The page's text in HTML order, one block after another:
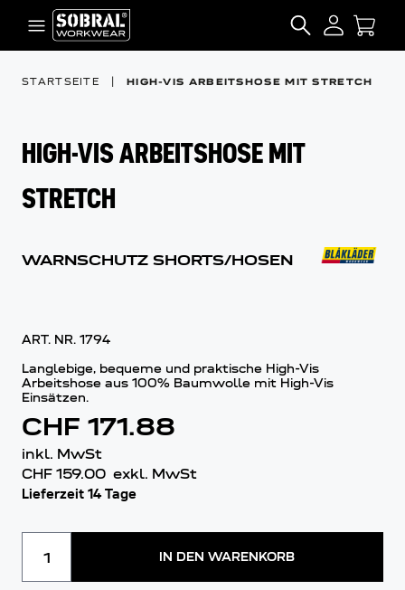
Zum Inhalt springen
SEARCH
STARTSEITE HIGH-VIS ARBEITSHOSE MIT STRETCH
HIGH-VIS ARBEITSHOSE MIT
STRETCH
WARNSCHUTZ SHORTS/HOSEN
ART. NR. 1794
Langlebige, bequeme und praktische High-Vis
Arbeitshose aus 100% Baumwolle mit High-Vis
Einsätzen.
CHF 171.88
inkl. MwSt
CHF 159.00 exkl. MwSt
Lieferzeit 14 Tage
IN DEN WARENKORB